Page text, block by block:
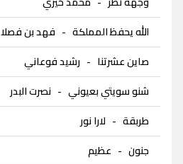
الله يحفظ المملكة - فهد بن فصلا
صاين عشرتنا - رشيد فوعاني
شنو سويتي بعيوني - نصرت البدر
طربقة - لارا نور
جنون - عظيم